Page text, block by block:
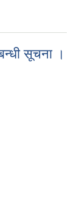
सूचना ।